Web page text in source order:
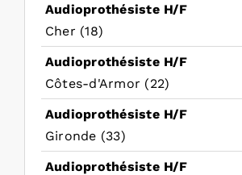
Audioprothésiste H/F
Cher (18)
Audioprothésiste H/F
Côtes-d'Armor (22)
Audioprothésiste H/F
Gironde (33)
Audioprothésiste H/F